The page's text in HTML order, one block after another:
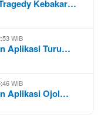
Kebakar…
WIB
Aplikasi Turu…
WIB
Aplikasi Ojol…